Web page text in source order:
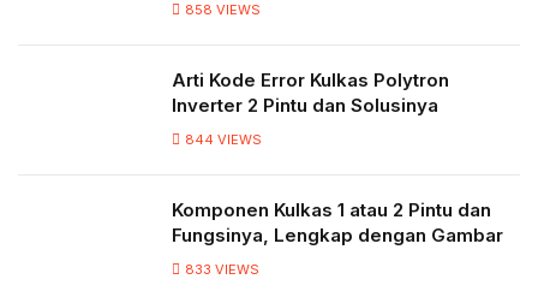
858 VIEWS
Arti Kode Error Kulkas Polytron
Inverter 2 Pintu dan Solusinya
844 VIEWS
Komponen Kulkas 1 atau 2 Pintu dan
Fungsinya, Lengkap dengan Gambar
833 VIEWS